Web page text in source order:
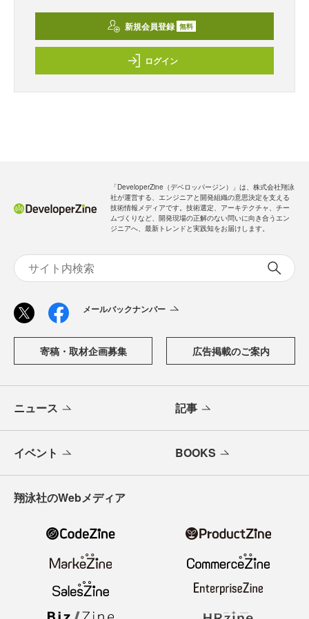
新規会員登録 無料
ログイン
「DeveloperZine（デベロッパージン）」は、株式会社翔泳
社が運営する、エンジニアと開発組織の意思決定を支える
技術情報メディアです。技術選定、アーキテクチャ、チー
ムづくりなど、開発現場の正解のない問いに向き合うエン
ジニアへ、最新トレンドと実践知をお届けします。
メールバックナンバー
寄稿・取材企画募集 広告掲載のご案内
ニュース 記事
イベント BOOKS
翔泳社のWebメディア